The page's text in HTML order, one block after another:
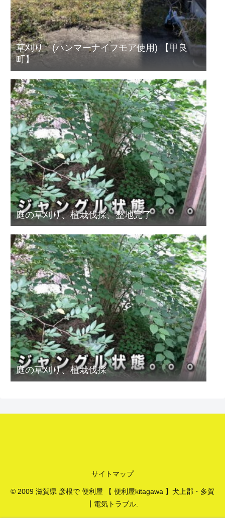
草刈り (ハンマーナイフモア使用) 【甲良
町】
庭の草刈り、植栽伐採、整地完了
庭の草刈り、植栽伐採
サイトマップ
© 2009 滋賀県 彦根で 便利屋 【 便利屋kitagawa 】犬上郡・多賀
┃電気トラブル.